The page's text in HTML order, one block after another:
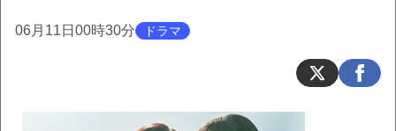
06月11日00時30分 ドラマ